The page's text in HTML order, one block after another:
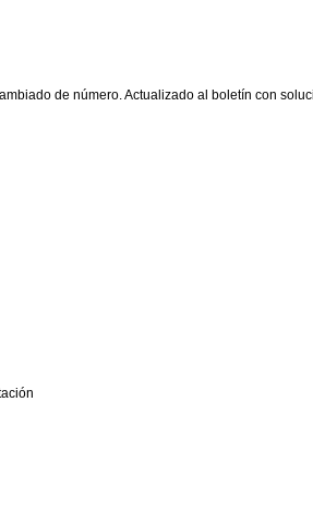
de número. Actualizado al boletín con